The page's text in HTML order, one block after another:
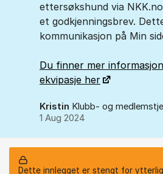
ettersøkshund via
et godkjenningsbrev.
kommunikasjon på Min
Du finner mer
ekvipasje her
Kristin Klubb- og
1 Aug 2024
Dette innlegget er stengt for